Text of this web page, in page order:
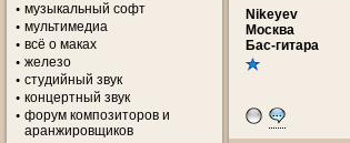
музыкальный софт
мультимедиа
всё о маках
железо
студийный звук
концертный звук
форум композиторов и
аранжировщиков
Nikeyev
Москва
Бас-гитара